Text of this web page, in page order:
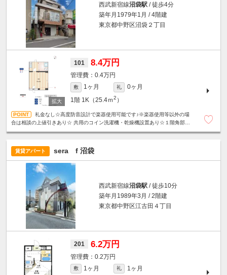
西武新宿線沼袋駅 / 徒歩4分
築年月1979年1月 / 4階建
東京都中野区沼袋２丁目
101 8.4万円
0.4万円
敷 1ヶ月 礼
0ヶ月
1階 1K（25.4ｍ2 ）
礼金なし☆高度防音設計で楽器使用可能です♪※楽器使用等以外の場
合は相談の上値引きあり☆ 共用のコイン洗濯機・乾燥機設置あり☆１階角部屋
賃貸アパート sera f 沼袋
西武新宿線沼袋駅 / 徒歩10分
築年月1989年3月 / 2階建
東京都中野区江古田４丁目
201 6.2万円
0.2万円
敷 1ヶ月 礼
1ヶ月